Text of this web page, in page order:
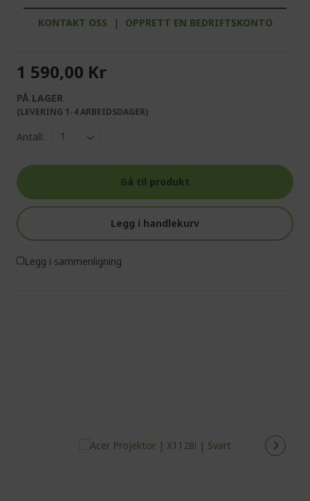
KONTAKT OSS | OPPRETT EN BEDRIFTSKONTO
1 590,00 Kr
PÅ LAGER
(LEVERING 1-4 ARBEIDSDAGER)
Antall:
Gå til produkt
Legg i handlekurv
Legg i sammenligning